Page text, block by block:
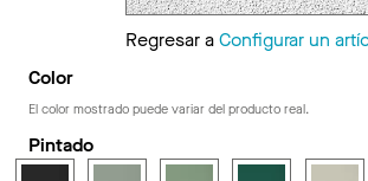
Regresar aConfigurar un
Color
El color mostrado puede variar del producto real.
Pintado